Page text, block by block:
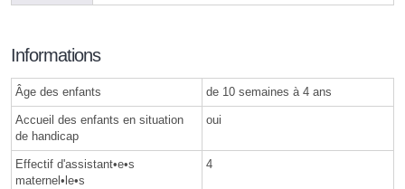
Informations
Âge des enfants de 10 semaines à 4 ans
Accueil des enfants en situation
de handicap
oui
Effectif d'assistant•e•s
maternel•le•s
4